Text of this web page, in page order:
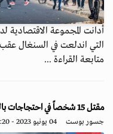
أدانت المجموعة
التي اندلعت في السنغال
متابعة القراءة ...
مقتل 15 شخصاً في احتجاجات بالسنغال إثر حبس نائب معارض
جسور بوست 04 يونيو 2023 - 03:20